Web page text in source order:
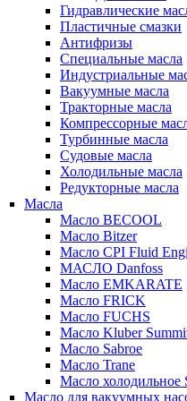
Гидравлические
Пластичные смазки
Антифризы
Специальные масла
Индустриальные
Вакуумные масла
Тракторные масла
Компрессорные
Турбинные масла
Судовые масла
Холодильные масла
Редукторные масла
Масла
Масло BECOOL
Масло Bitzer
Масло CPI Fluid
МАСЛО Danfoss
Масло EMKARATE
Масло FRICK
Масло FUCHS
Масло Kluber
Масло Sabroe
Масло Trane
Масло холодильное
Масло для вакуумных